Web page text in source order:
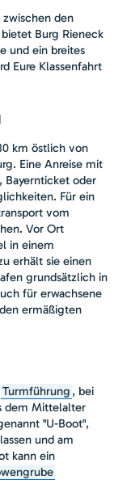
den
Burg Rieneck
und ein breites
Eure Klassenfahrt
km östlich von
Eine Anreise mit
Bayernticket oder
Für ein
vom
Vor Ort
in einem
erhält sie einen
grundsätzlich in
für erwachsene
ermäßigten
Turmführung , bei
dem Mittelalter
"U-Boot",
und am
kann ein